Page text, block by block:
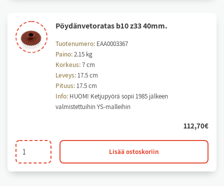
Pöy­dän­ve­to­ra­tas b10 z33 40mm.
Tuotenumero: EAA0003367
Paino:2.15 kg
Korkeus:7 cm
Leveys:17.5 cm
Pituus:17.5 cm
Info: HUOM! Ketjupyörä sopii 1985 jälkeen
valmistettuihin YS-malleihin
112,70€
Pöydänvetoratas
b10
Lisää ostoskoriin